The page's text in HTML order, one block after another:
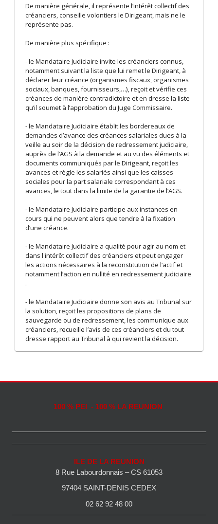
De manière générale, il représente l’intérêt collectif des
créanciers, conseille volontiers le Dirigeant, mais ne le
représente pas.
De manière plus spécifique :
- le Mandataire Judiciaire invite les créanciers connus,
notamment suivant la liste que lui remet le Dirigeant, à
déclarer leur créance (organismes fiscaux, organismes
sociaux, banques, fournisseurs,…), reçoit et vérifie ces
créances de manière contradictoire et en dresse la liste
qu’il soumet à l’approbation du Juge Commissaire.
- le Mandataire Judiciaire établit les bordereaux de
demandes d’avance des créances salariales dues à la
veille au soir de la décision de redressement judiciaire,
auprès de l’AGS à la demande et au vu des éléments et
documents communiqués par le Dirigeant, reçoit les
avances et règle les salariés ainsi que les caisses
sociales pour la part salariale correspondant à ces
avances, le tout dans la limite de la garantie de l’AGS.
- le Mandataire Judiciaire participe aux instances en
cours qui ne peuvent alors que tendre à la fixation
d’une créance.
- le Mandataire Judiciaire a qualité pour agir au nom et
dans l'intérêt collectif des créanciers et peut engager
les actions nécessaires à la reconstitution de l’actif et
notamment l’action en nullité en redressement judiciaire
.
- le Mandataire Judiciaire donne son avis au Tribunal sur
la solution, reçoit les propositions de plans de
sauvegarde ou de redressement, les communique aux
créanciers, recueille l’avis de ces créanciers et du tout
dresse rapport au Tribunal à qui revient la décision.
100 % PEI - 100 % LA REUNION
ILE DE LA REUNION
8 Rue Labourdonnais – CS 61053
97404 SAINT-DENIS CEDEX
02 62 92 48 00